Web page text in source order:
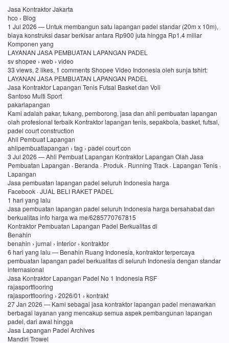
Jasa Kontraktor Jakarta
hco › Blog
1 Jul 2026 — Untuk membangun satu lapangan padel standar (20m x 10m),
biaya konstruksi dasar berkisar antara Rp900 juta hingga Rp1,4 miliar
Komponen yang
LAYANAN JASA PEMBUATAN LAPANGAN PADEL
sv shopee › web › video
33 views, 2 likes, 1 comments Shopee Video Indonesia oleh sunja tshirt:
LAYANAN JASA PEMBUATAN LAPANGAN PADEL
Jasa Kontraktor Lapangan Tenis Futsal Basket dan Voli
Santoso Multi Sport
pakarlapangan
Kami adalah pakar, tukang, pemborong, jasa dan ahli pembuatan lapangan
olah profesional terbaik Kontraktor lapangan tenis, sepakbola, basket, futsal,
padel court construction
Ahli Pembuat Lapangan
ahlipembuatlapangan › tag › padel court con
3 Jul 2026 — Ahli Pembuat Lapangan Kontraktor Lapangan Olah Jasa
Pembuatan Lapangan · Beranda · Produk · Running Track · Lapangan Tenis ·
Lapangan
Jasa pembuatan lapangan padel seluruh Indonesia harga
Facebook · JUAL BELI RAKET PADEL
1 hari yang lalu
Jasa pembuatan lapangan padel seluruh Indonesia harga bersahabat dan
berkualitas info harga wa me/6285770767815
Kontraktor Pembuatan Lapangan Padel Berkualitas di
Benahin
benahin › jurnal › interior › kontraktor
6 hari yang lalu — Benahin Ruang Indonesia, kontraktor terpercaya
pembuatan lapangan padel berkualitas di seluruh Indonesia dengan standar
internasional
Jasa Kontraktor Lapangan Padel No 1 Indonesia RSF
rajasportflooring
rajasportflooring › 2026/01 › kontrakt
27 Jan 2026 — Kami sebagai jasa kontraktor lapangan padel menawarkan
berbagai layanan yang mencakup semua aspek pembangunan lapangan
padel, dari awal hingga
Jasa Lapangan Padel Archives
Mandiri Trowel